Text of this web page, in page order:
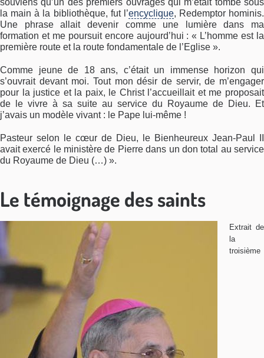
souviens qu’un des premiers ouvrages qui m’était tombé sous
la main à la bibliothèque, fut l’encyclique, Redemptor hominis.
Une phrase allait devenir comme une lumière dans ma
formation et me poursuit encore aujourd’hui : « L’homme est la
première route et la route fondamentale de l’Eglise ».
Comme jeune de 18 ans, c’était un immense horizon qui
s’ouvrait devant moi. Tout mon désir de servir, de m’engager
pour la justice et la paix, le Christ l’accueillait et me proposait
de le vivre à sa suite au service du Royaume de Dieu. Et
j’avais un modèle vivant : le Pape lui-même !
Pasteur selon le cœur de Dieu, le Bienheureux Jean-Paul II
avait exercé le ministère de Pierre dans un don total au service
du Royaume de Dieu (…) ».
Le témoignage des saints
Extrait de
la
troisième